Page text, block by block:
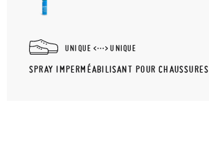
UNIQUE UNIQUE
SPRAY IMPERMÉABILISANT POUR CHAUSSURES